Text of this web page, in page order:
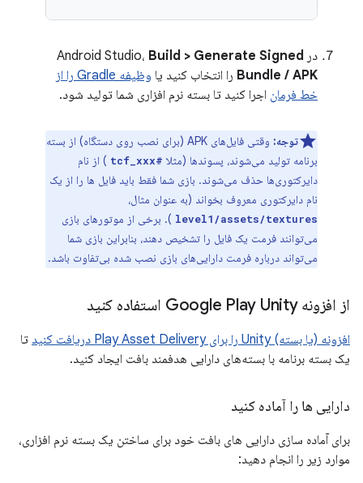
در Android Studio، Build > Generate Signed
Bundle / APK را انتخاب کنید یا
وظیفه Gradle را از
خط فرمان اجرا کنید تا بسته نرم افزاری شما تولید شود.
توجه:
وقتی فایل‌های APK (برای نصب روی دستگاه) از بسته
برنامه تولید می‌شوند، پسوندها (مثلا #tcf_xxx
) از نام
دایرکتوری‌ها حذف می‌شوند. بازی شما فقط باید فایل ها را از یک
نام دایرکتوری معروف بخواند (به عنوان مثال،
level1/assets/textures ). برخی از موتورهای بازی
می‌توانند فرمت یک فایل را تشخیص دهند، بنابراین بازی شما
می‌تواند درباره فرمت دارایی‌های بازی نصب شده بی‌تفاوت باشد.
از افزونه Google Play Unity استفاده کنید
افزونه (یا بسته) Unity را برای Play Asset Delivery دریافت کنید
تا
یک بسته برنامه با بسته‌های دارایی هدفمند بافت ایجاد کنید.
دارایی ها را آماده کنید
برای آماده سازی دارایی های بافت خود برای ساختن یک بسته نرم افزاری،
موارد زیر را انجام دهید: